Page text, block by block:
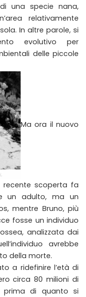
una specie nana,
relativamente
In altre parole, si
evolutivo per
delle piccole
Ma ora il nuovo
scoperta fa
un adulto, ma un
mentre Bruno, più
fosse un individuo
analizzata dai
avrebbe
della morte.
a ridefinire l’età di
circa 80 milioni di
prima di quanto si